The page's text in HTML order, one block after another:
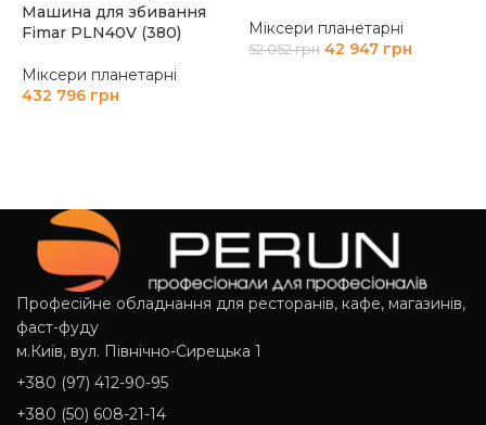
Машина для збивання
Fimar PLN40V (380)
Міксери планетарні
432 796 грн
Міксери планетарні
52 052грн 42 947 грн
Професійне обладнання для ресторанів, кафе, магазинів,
фаст-фуду
м.Київ, вул. Північно-Сирецька 1
+380 (97) 412-90-95
+380 (50) 608-21-14